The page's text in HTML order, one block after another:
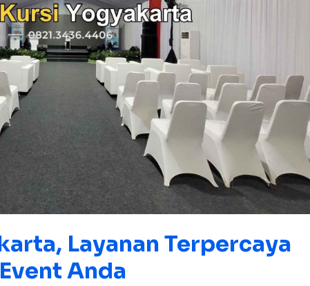
Layanan Terpercaya
Anda